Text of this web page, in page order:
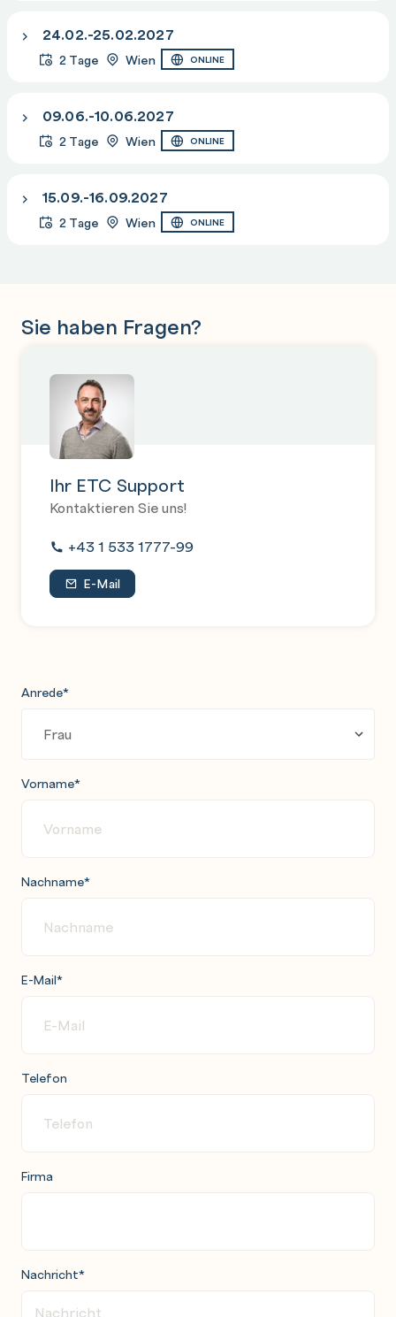
24.02.-25.02.2027
2 Tage Wien ONLINE
09.06.-10.06.2027
2 Tage Wien ONLINE
15.09.-16.09.2027
2 Tage Wien ONLINE
Sie haben Fragen?
Ihr ETC Support
Kontaktieren Sie uns!
+43 1 533 1777-99
E-Mail
Anrede*
Vorname*
Nachname*
E-Mail*
Telefon
Firma
Nachricht*